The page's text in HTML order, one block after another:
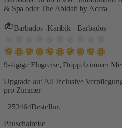
& Spa oder The Abidah by Accra
Barbados -Karibik - Barbados
9-tägige Flugreise, Doppelzimmer
Upgrade auf All Inclusive
pro Zimmer
253464Bestellnr.:
Pauschalreise